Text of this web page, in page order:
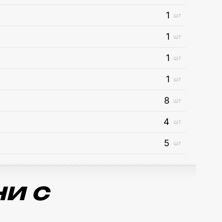
1 шт
1 шт
1 шт
1 шт
8 шт
4 шт
5 шт
с